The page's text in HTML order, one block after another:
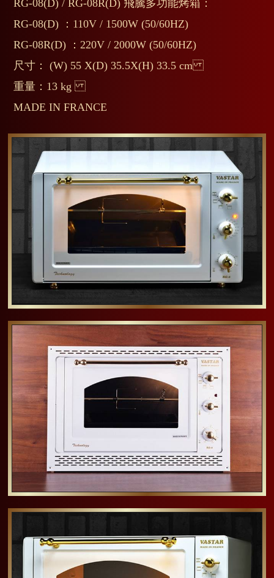
RG-08(D) / RG-08R(D) 飛騰多功能烤箱：
RG-08(D) ：110V / 1500W (50/60HZ)
RG-08R(D) ：220V / 2000W (50/60HZ)
尺寸： (W) 55 X(D) 35.5X(H) 33.5 cm
重量：13 kg
MADE IN FRANCE